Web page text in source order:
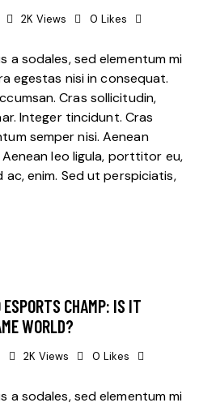
2K Views 0 Likes
a sodales, sed elementum mi
egestas nisi in consequat.
Cras sollicitudin,
Integer tincidunt. Cras
semper nisi. Aenean
leo ligula, porttitor eu,
enim. Sed ut perspiciatis,
ESPORTS CHAMP: IS IT
WORLD?
2K Views 0 Likes
a sodales, sed elementum mi